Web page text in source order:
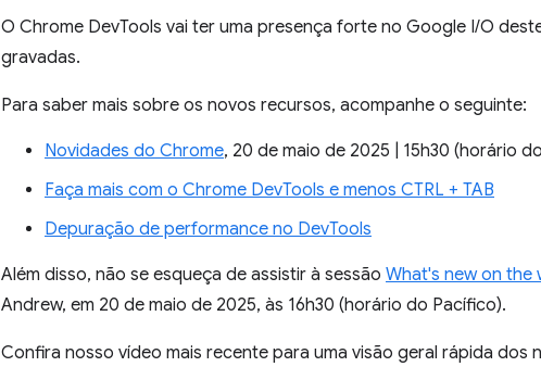
O Chrome DevTools vai ter uma presença forte no Google I/O
gravadas.
Para saber mais sobre os novos recursos, acompanhe o seguinte:
Novidades do Chrome, 20 de maio de 2025 | 15h30 (horário
Faça mais com o Chrome DevTools e menos CTRL + TAB
Depuração de performance no DevTools
Além disso, não se esqueça de assistir à sessão What's new on the
Andrew, em 20 de maio de 2025, às 16h30 (horário do Pacífico).
Confira nosso vídeo mais recente para uma visão geral rápida dos